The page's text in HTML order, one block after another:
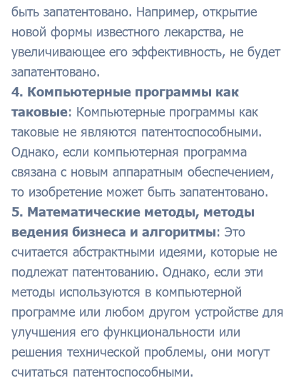
быть запатентовано. Например, открытие
новой формы известного лекарства, не
увеличивающее его эффективность, не будет
запатентовано.
4. Компьютерные программы как
таковые: Компьютерные программы как
таковые не являются патентоспособными.
Однако, если компьютерная программа
связана с новым аппаратным обеспечением,
то изобретение может быть запатентовано.
5. Математические методы, методы
ведения бизнеса и алгоритмы: Это
считается абстрактными идеями, которые не
подлежат патентованию. Однако, если эти
методы используются в компьютерной
программе или любом другом устройстве для
улучшения его функциональности или
решения технической проблемы, они могут
считаться патентоспособными.